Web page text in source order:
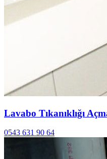
Lavabo Tıkanıklığı
0543 631 90 64